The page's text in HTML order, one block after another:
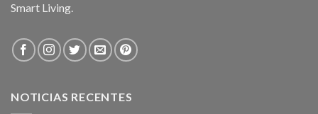
Smart Living.
NOTICIAS RECENTES